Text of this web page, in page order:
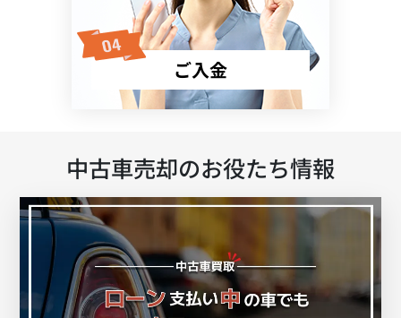
ご入金
中古車売却のお役たち情報